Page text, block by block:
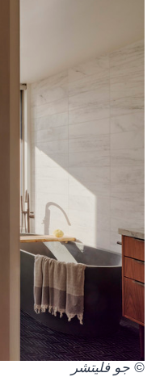
© جو فليتشر